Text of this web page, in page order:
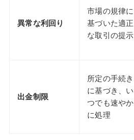
異常な利回り
市場の規律に
基づいた適正
な取引の提示
出金制限
所定の手続き
に基づき、い
つでも速やか
に処理